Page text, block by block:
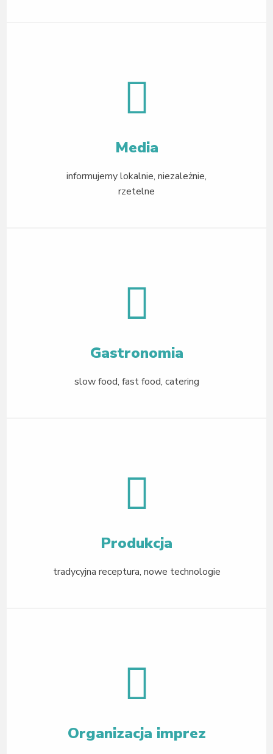
Media
informujemy lokalnie, niezależnie,
rzetelne
Gastronomia
slow food, fast food, catering
Produkcja
tradycyjna receptura, nowe technologie
Organizacja imprez